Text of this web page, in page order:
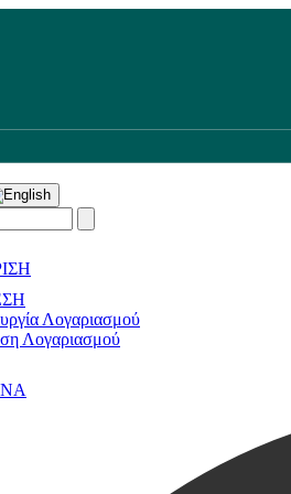
Λογαριασμού
Λογαριασμού